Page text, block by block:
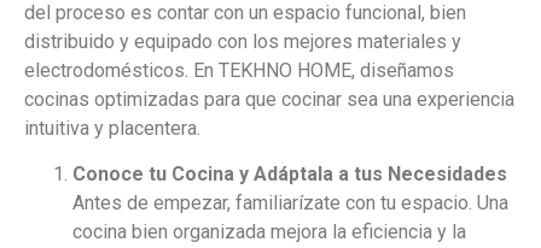
del proceso es contar con un espacio funcional, bien
distribuido y equipado con los mejores materiales y
electrodomésticos. En TEKHNO HOME, diseñamos
cocinas optimizadas para que cocinar sea una experiencia
intuitiva y placentera.
Conoce tu Cocina y Adáptala a tus Necesidades
Antes de empezar, familiarízate con tu espacio. Una
cocina bien organizada mejora la eficiencia y la